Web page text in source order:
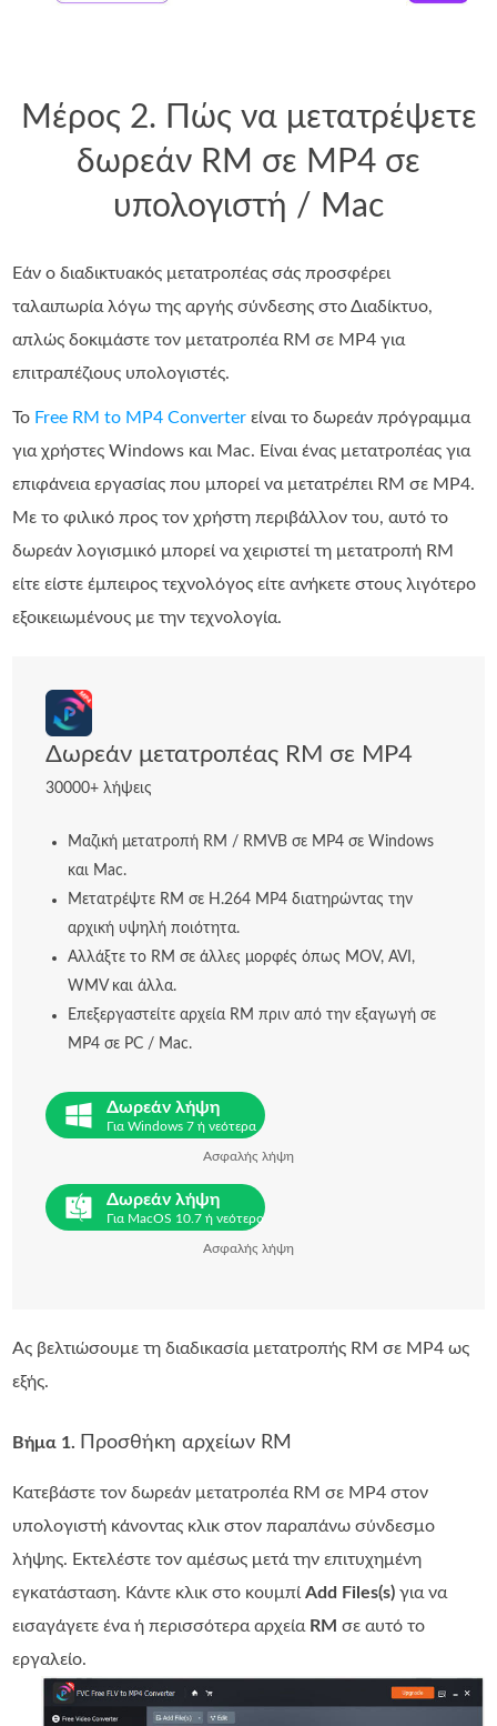
Μέρος 2. Πώς να μετατρέψετε
δωρεάν RM σε MP4 σε
υπολογιστή / Mac
Εάν ο διαδικτυακός μετατροπέας σάς προσφέρει
ταλαιπωρία λόγω της αργής σύνδεσης στο Διαδίκτυο,
απλώς δοκιμάστε τον μετατροπέα RM σε MP4 για
επιτραπέζιους υπολογιστές.
Το Free RM to MP4 Converter είναι το δωρεάν πρόγραμμα
για χρήστες Windows και Mac. Είναι ένας μετατροπέας για
επιφάνεια εργασίας που μπορεί να μετατρέπει RM σε MP4.
Με το φιλικό προς τον χρήστη περιβάλλον του, αυτό το
δωρεάν λογισμικό μπορεί να χειριστεί τη μετατροπή RM
είτε είστε έμπειρος τεχνολόγος είτε ανήκετε στους λιγότερο
εξοικειωμένους με την τεχνολογία.
Δωρεάν μετατροπέας RM σε MP4
30000+ λήψεις
Μαζική μετατροπή RM / RMVB σε MP4 σε Windows
και Mac.
Μετατρέψτε RM σε H.264 MP4 διατηρώντας την
αρχική υψηλή ποιότητα.
Αλλάξτε το RM σε άλλες μορφές όπως MOV, AVI,
WMV και άλλα.
Επεξεργαστείτε αρχεία RM πριν από την εξαγωγή σε
MP4 σε PC / Mac.
Δωρεάν λήψη
Για Windows 7 ή νεότερα
Ασφαλής λήψη
Δωρεάν λήψη
Για MacOS 10.7 ή νεότερο
Ασφαλής λήψη
Ας βελτιώσουμε τη διαδικασία μετατροπής RM σε MP4 ως
εξής.
Βήμα 1. Προσθήκη αρχείων RM
Κατεβάστε τον δωρεάν μετατροπέα RM σε MP4 στον
υπολογιστή κάνοντας κλικ στον παραπάνω σύνδεσμο
λήψης. Εκτελέστε τον αμέσως μετά την επιτυχημένη
εγκατάσταση. Κάντε κλικ στο κουμπίAdd Files(s)για να
εισαγάγετε ένα ή περισσότερα αρχεία RM σε αυτό το
εργαλείο.